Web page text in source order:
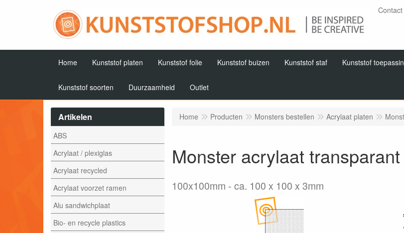
Contact
Home Kunststof platen Kunststof folie Kunststof buizen Kunststof staf Kunststof
Kunststof soorten Duurzaamheid Outlet
Artikelen
ABS
Acrylaat / plexiglas
Acrylaat recycled
Acrylaat voorzet ramen
Alu sandwichplaat
Bio- en recycle plastics
Home Producten Monsters bestellen Acrylaat platen
Monster acrylaat
100x100mm ca. 100 x 100 x 3mm